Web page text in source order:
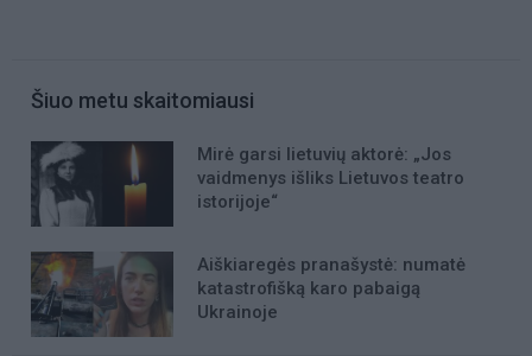
Šiuo metu skaitomiausi
Mirė garsi lietuvių aktorė: „Jos
vaidmenys išliks Lietuvos teatro
istorijoje“
Aiškiaregės pranašystė: numatė
katastrofišką karo pabaigą
Ukrainoje